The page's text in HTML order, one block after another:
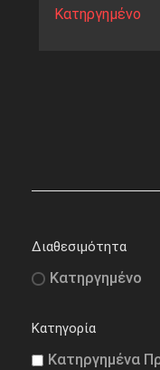
Κατηργημένο
Διαθεσιμότητα
Κατηργημένο
Κατηγορία
Κατηργημένα